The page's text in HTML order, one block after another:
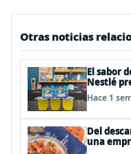
Otras noticias
El sabor
Nestlé
Hace 1
Del
una